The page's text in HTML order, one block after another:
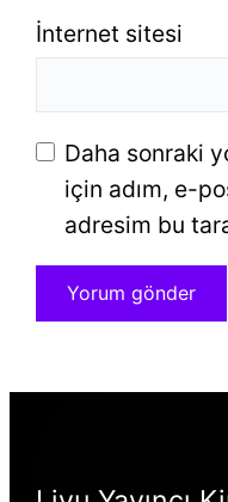
İnternet sitesi
Daha sonraki
için adım, e-
adresim bu